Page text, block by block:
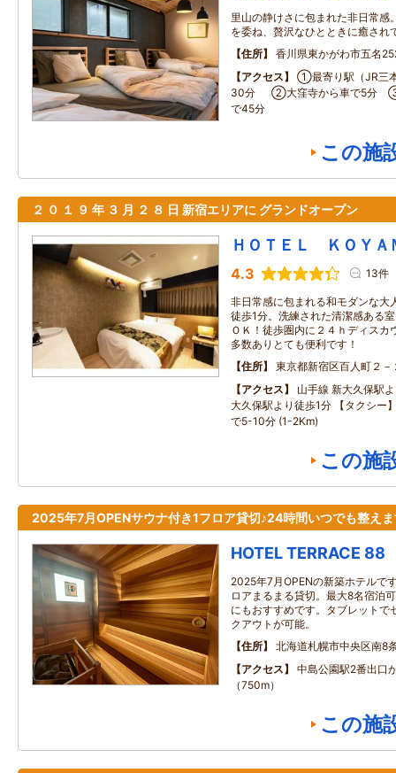
里山の静けさに包まれた非日常感
を委ね、贅沢なひとときに癒され
住所
香川県東かがわ市五名
アクセス
①最寄り駅（JR三
30分 ②大窪寺から車で5分 ③
で45分
この施
２ ０ １ ９ 年 ３ 月 ２ ８ 日 新宿エリアに グランドオープン
ＨＯＴＥＬ ＫＯＹ
4.3 13件
非日常感に包まれる和モダンな
徒歩1分。洗練された清潔感ある
ＯＫ！徒歩圏内に２４ｈディスカ
多数ありとても便利です！
住所
東京都新宿区百人町２－
アクセス
山手線 新大久保駅
大久保駅より徒歩1分 【タクシー
で5-10分 (1-2Km)
この施
2025年7月OPENサウナ付き1フロア貸切♪24時間いつでも整えま
HOTEL TERRACE 88
2025年7月OPENの新築ホテルで
ロアまるまる貸切。最大8名宿泊
にもおすすめです。タブレットで
クアウトが可能。
住所
北海道札幌市中央区南8
アクセス
中島公園駅2番出口
（750m）
この施